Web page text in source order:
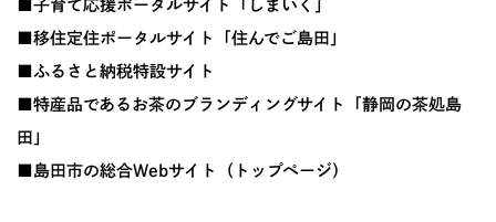
■子育て応援ポータルサイト「しまいく」
■移住定住ポータルサイト「住んでご島田」
■ふるさと納税特設サイト
■特産品であるお茶のブランディングサイト「静岡の茶処島
田」
■島田市の総合Webサイト（トップページ）